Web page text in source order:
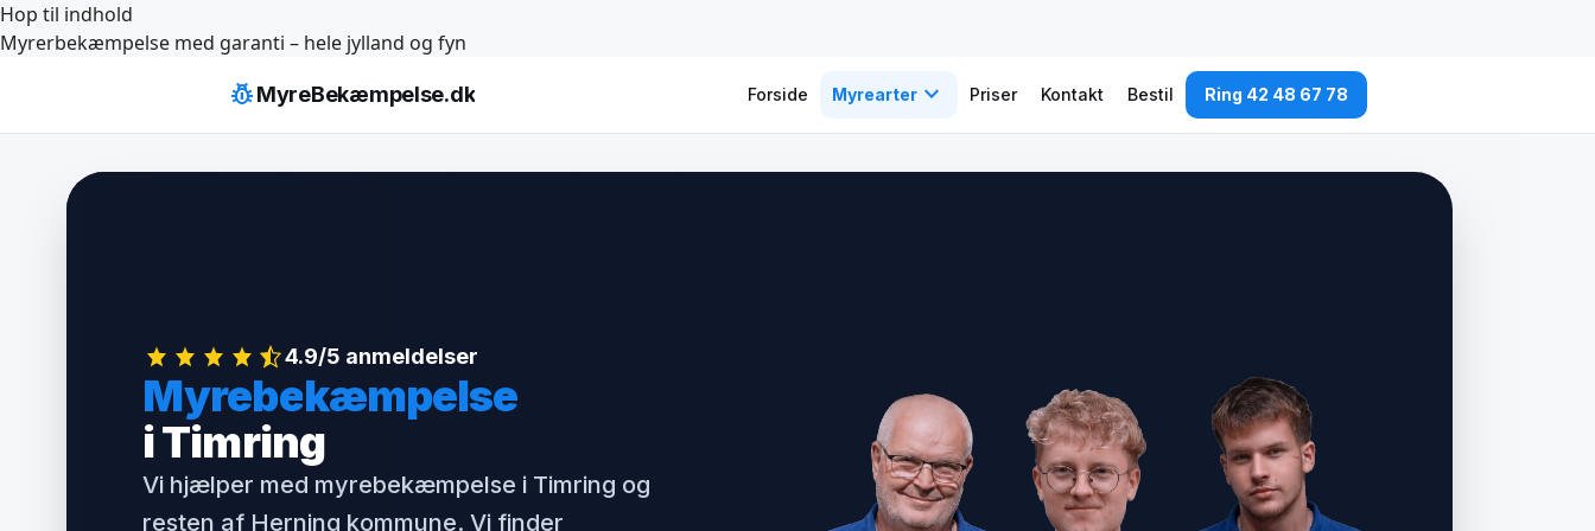
Hop til indhold
Myrerbekæmpelse med garanti – hele jylland og fyn
pest_controlMyreBekæmpelse.dk Forside Myrearter expand_more Priser Kontakt Bestil Ring 42 48 67 78
4.9/5 anmeldelser
Myrebekæmpelse
i Timring
Vi hjælper med myrebekæmpelse i Timring og
resten af Herning kommune. Vi finder